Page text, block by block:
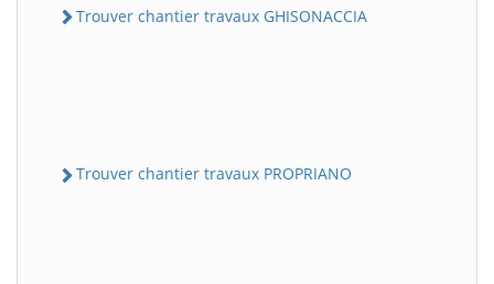
Trouver chantier travaux GHISONACCIA
Trouver chantier travaux PROPRIANO